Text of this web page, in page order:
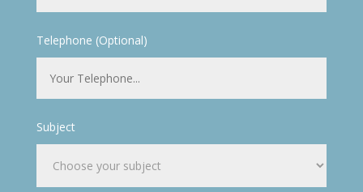
Telephone (Optional)
Subject